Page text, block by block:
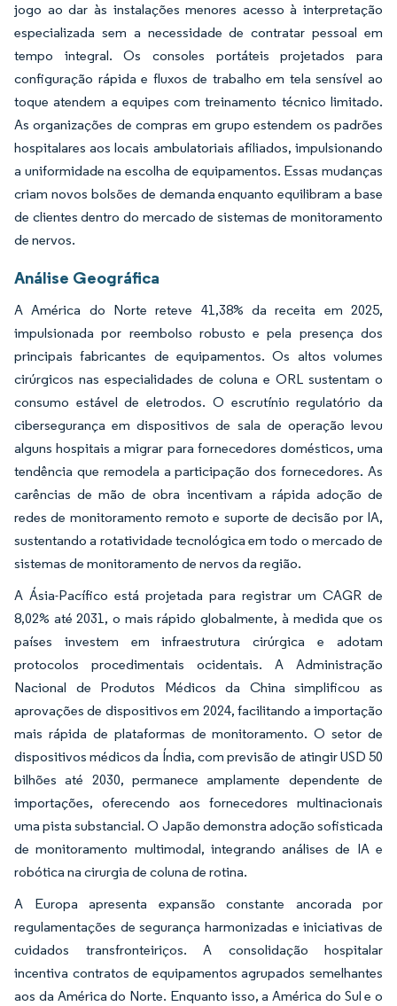
jogo ao dar às instalações menores acesso à interpretação
especializada sem a necessidade de contratar pessoal em
tempo integral. Os consoles portáteis projetados para
configuração rápida e fluxos de trabalho em tela sensível ao
toque atendem a equipes com treinamento técnico limitado.
As organizações de compras em grupo estendem os padrões
hospitalares aos locais ambulatoriais afiliados, impulsionando
a uniformidade na escolha de equipamentos. Essas mudanças
criam novos bolsões de demanda enquanto equilibram a base
de clientes dentro do mercado de sistemas de monitoramento
de nervos.
Análise Geográfica
A América do Norte reteve 41,38% da receita em 2025,
impulsionada por reembolso robusto e pela presença dos
principais fabricantes de equipamentos. Os altos volumes
cirúrgicos nas especialidades de coluna e ORL sustentam o
consumo estável de eletrodos. O escrutínio regulatório da
cibersegurança em dispositivos de sala de operação levou
alguns hospitais a migrar para fornecedores domésticos, uma
tendência que remodela a participação dos fornecedores. As
carências de mão de obra incentivam a rápida adoção de
redes de monitoramento remoto e suporte de decisão por IA,
sustentando a rotatividade tecnológica em todo o mercado de
sistemas de monitoramento de nervos da região.
A Ásia-Pacífico está projetada para registrar um CAGR de
8,02% até 2031, o mais rápido globalmente, à medida que os
países investem em infraestrutura cirúrgica e adotam
protocolos procedimentais ocidentais. A Administração
Nacional de Produtos Médicos da China simplificou as
aprovações de dispositivos em 2024, facilitando a importação
mais rápida de plataformas de monitoramento. O setor de
dispositivos médicos da Índia, com previsão de atingir USD 50
bilhões até 2030, permanece amplamente dependente de
importações, oferecendo aos fornecedores multinacionais
uma pista substancial. O Japão demonstra adoção sofisticada
de monitoramento multimodal, integrando análises de IA e
robótica na cirurgia de coluna de rotina.
A Europa apresenta expansão constante ancorada por
regulamentações de segurança harmonizadas e iniciativas de
cuidados transfronteiriços. A consolidação hospitalar
incentiva contratos de equipamentos agrupados semelhantes
aos da América do Norte. Enquanto isso, a América do Sul e o